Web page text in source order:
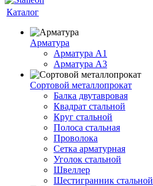
Каталог
Арматура
Арматура A1
Арматура А3
Сортовой металлопрокат
Балка двутавровая
Квадрат стальной
Круг стальной
Полоса стальная
Проволока
Сетка арматурная
Уголок стальной
Швеллер
Шестигранник стальной